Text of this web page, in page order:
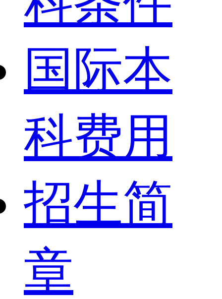
国际本
科费用
招生简
章